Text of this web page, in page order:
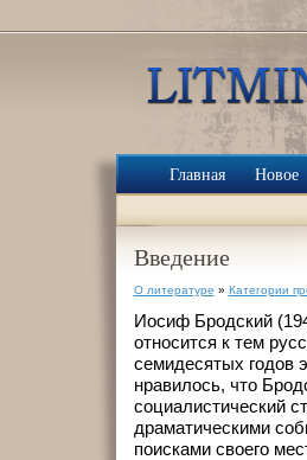
Главная Новое
Введение
О литературе » Категории
Иосиф Бродский
относится к тем
семидесятых годов
нравилось, что
социалистический
драматическими
поисками своего